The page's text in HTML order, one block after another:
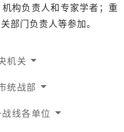
构负责人和专家学者；重
部门负责人等参加。
机关
统战部
线各单位